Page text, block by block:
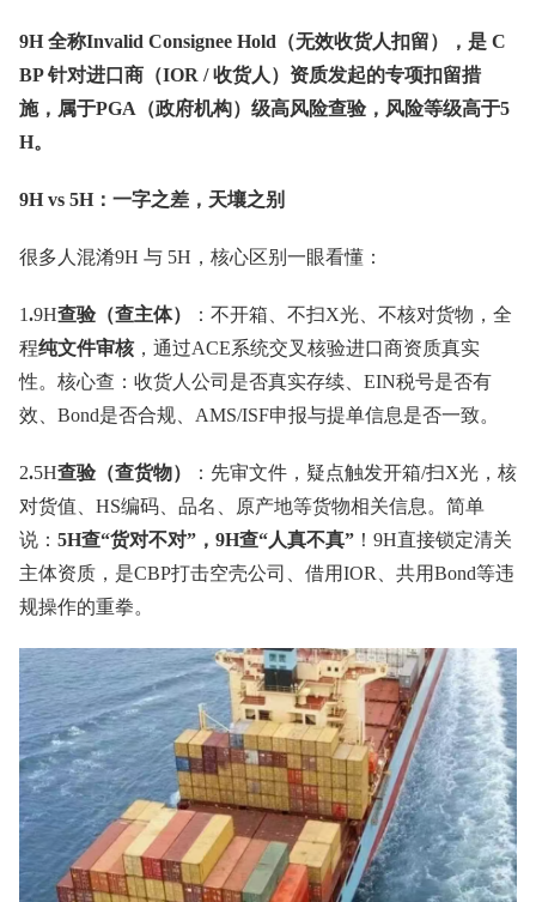
9H 全称Invalid Consignee Hold（无效收货人扣留），是 C
BP 针对进口商（IOR / 收货人）资质发起的专项扣留措
施，属于PGA（政府机构）级高风险查验，风险等级高于5
H。
9H vs 5H：一字之差，天壤之别
很多人混淆9H 与 5H，核心区别一眼看懂：
1.9H查验（查主体）
：不开箱、不扫X光、不核对货物，全
程纯文件审核，通过ACE系统交叉核验进口商资质真实
性。核心查：收货人公司是否真实存续、EIN税号是否有
效、Bond是否合规、AMS/ISF申报与提单信息是否一致。
2.5H查验（查货物）
：先审文件，疑点触发开箱/扫X光，核
对货值、HS编码、品名、原产地等货物相关信息。简单
说： 5H查“货对不对”，9H查“人真不真” ！9H直接锁定清关
主体资质，是CBP打击空壳公司、借用IOR、共用Bond等违
规操作的重拳。